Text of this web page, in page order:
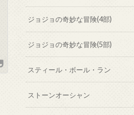
ジョジョの奇妙な冒険(4部)
ジョジョの奇妙な冒険(5部)
スティール・ボール・ラン
ストーンオーシャン